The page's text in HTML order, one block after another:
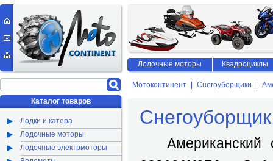
Мотоконтинент Снегоуборщики
Американский
Каталог товаров
Лодки и катера
Лодочные моторы
Лодочные электрмоторы
Лодочные моторы Квадроциклы